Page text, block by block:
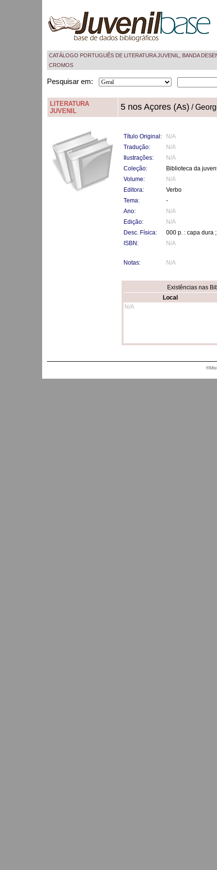
CATÁLOGO PORTUGUÊS DE LITERATURA JUVENIL, BANDA
CROMOS
Pesquisar em:
LITERATURA
JUVENIL
5 nos Açores (As) /
Título Original:
N/A
Tradução:
N/A
Ilustrações:
N/A
Coleção:
Biblioteca da
Volume:
N/A
Editora:
Verbo
Tema:
-
Ano:
N/A
Edição:
N/A
Desc. Física:
000 p. : capa dura
ISBN:
N/A
Notas: N/A
Existências nas
Local
N/A